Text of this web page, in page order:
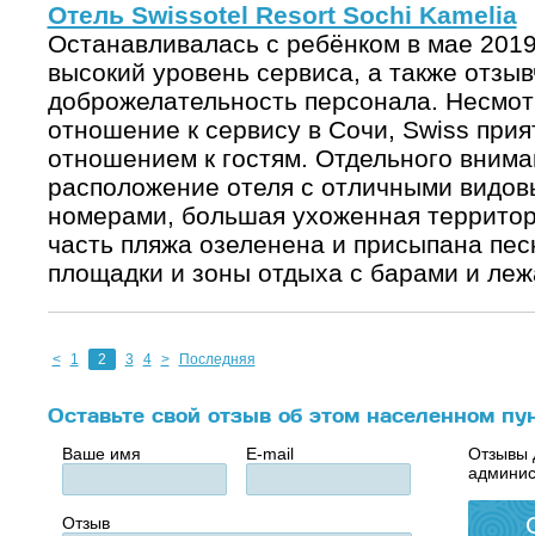
Отель Swissotel Resort Sochi Kamelia
Останавливалась с ребёнком в мае
высокий уровень сервиса, а также
доброжелательность персонала.
отношение к сервису в Сочи, Swiss
отношением к гостям. Отдельного
расположение отеля с отличными
номерами, большая ухоженная
часть пляжа озеленена и присыпана
площадки и зоны отдыха с барами и
< 1 2 3 4 > Последняя
Оставьте свой отзыв об этом населенном
Ваше имя E-mail
Отзыв
Отзывы